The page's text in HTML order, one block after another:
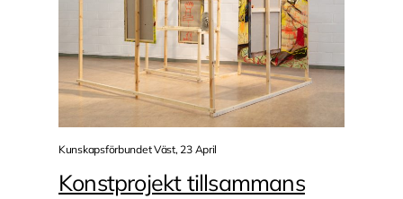
Kunskapsförbundet Väst, 23 April
Konstprojekt tillsammans